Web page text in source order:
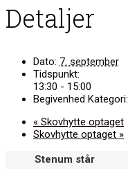
Detaljer
Dato: 7. september
Tidspunkt:
13:30 - 15:00
Begivenhed Kategori:
« Skovhytte optaget
Skovhytte optaget »
Stenum står